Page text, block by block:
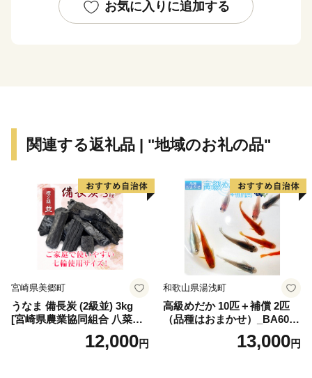
多くの貴重な文化財を伝えています。
③笛吹神社…正式には「葛木坐火雷神社」といい、漫画
相撲の開祖『當麻蹶速』を顕彰する目的で開館されまし
由に上がることができます。また、所有資料は約12000
点もあります。
【お申込とお礼の品のお届けについて】
・葛城市外にお住まいの方で、ご寄附いただいた皆様に
葛城市産のお礼の品をお送りいたします。
・寄附者様のご都合による寄附申込のキャンセル、お礼
お気に入りに追加する
関連する返礼品 | "地域のお礼の品"
宮崎県美郷町
うなま 備長炭 (2級並) 3kg
[宮崎県農業協同組合 八菜館
ひゅうが店 宮崎県 美郷町 31
ap0012] BBQ 七輪 焼肉 高火
12,000円
和歌山県湯浅町
高級めだか 10匹＋補償 2匹
（品種はおまかせ）_BA6001
13,000円